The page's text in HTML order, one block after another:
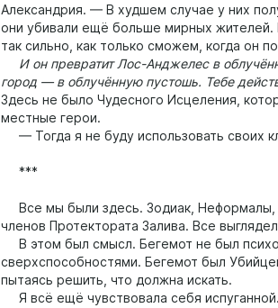
Александрия. — В худшем случае у них
они убивали ещё больше мирных
так сильно, как только сможем, когда он
И он превратит Лос-Анджелес в
город — в облучённую пустошь. Тебе
Здесь не было Чудесного Исцеления,
местные герои.
— Тогда я не буду использовать своих
***
Все мы были здесь. Зодиак, Неформалы,
членов Протектората Залива. Все
В этом был смысл. Бегемот не был
сверхспособностями. Бегемот был
пытаясь решить, что должна искать.
Я всё ещё чувствовала себя